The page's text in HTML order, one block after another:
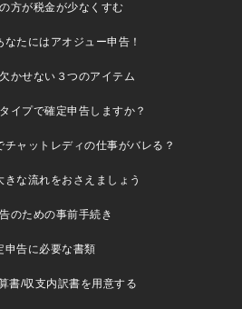
方が税金が少なくすむ
なたにはアオジュー申告！
かせない３つのアイテム
イプで確定申告しますか？
チャットレディの仕事がバレる？
きな流れをおさえましょう
のための事前手続き
申告に必要な書類
書/収支内訳書を用意する